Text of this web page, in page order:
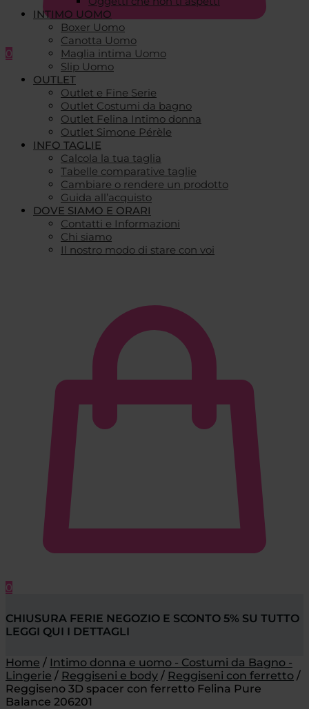
0
INTIMO UOMO
Boxer Uomo
Canotta Uomo
Maglia intima Uomo
Slip Uomo
OUTLET
Outlet e Fine Serie
Outlet Costumi da bagno
Outlet Felina Intimo donna
Outlet Simone Pérèle
INFO TAGLIE
Calcola la tua taglia
Tabelle comparative taglie
Cambiare o rendere un prodotto
Guida all’acquisto
DOVE SIAMO E ORARI
Contatti e Informazioni
Chi siamo
Il nostro modo di stare con voi
0
CHIUSURA FERIE NEGOZIO E SCONTO 5% SU TUTTO
LEGGI QUI I DETTAGLI
Home / Intimo donna e uomo - Costumi da Bagno -
Lingerie / Reggiseni e body / Reggiseni con ferretto /
Reggiseno 3D spacer con ferretto Felina Pure
Balance 206201